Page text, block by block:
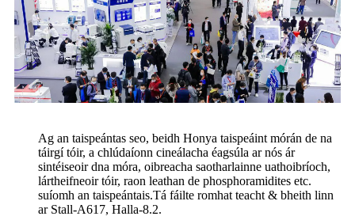
Ag an taispeántas seo, beidh Honya taispeáint mórán de na
táirgí tóir, a chlúdaíonn cineálacha éagsúla ar nós ár
sintéiseoir dna móra, oibreacha saotharlainne uathoibríoch,
lártheifneoir tóir, raon leathan de phosphoramidites etc.
suíomh an taispeántais.Tá fáilte romhat teacht & bheith linn
ar Stall-A617, Halla-8.2.